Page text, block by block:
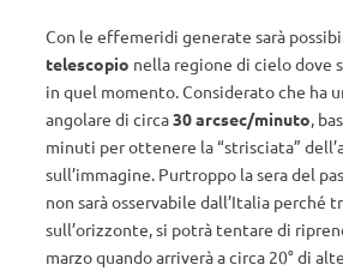
Con le effemeridi generate sarà
telescopio nella regione di cielo dove
in quel momento. Considerato che ha
angolare di circa30 arcsec/minuto,
minuti per ottenere la “strisciata”
sull’immagine. Purtroppo la sera del
non sarà osservabile dall’Italia perché
sull’orizzonte, si potrà tentare di
marzo quando arriverà a circa 20° di